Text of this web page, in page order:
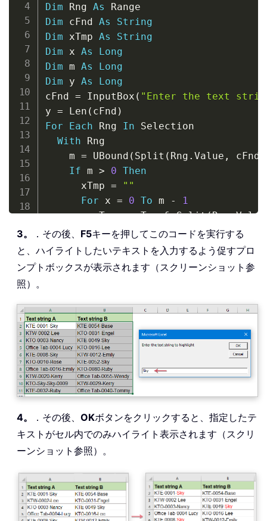
Dim Rng As
Dim cFnd As
String
Dim xTmp As
String
Dim x As
Long
Dim m As
Long
Dim y As
Long
cFnd = InputBox ( "Enter the text
y = Len ( cFnd )
For
Each Rng In Selection
With Rng
    m
= UBound ( Split ( Rng . Value , cFnd
If m > 0 Then
      xTmp
=
""
For x = 0 To m -
1
        xTmp
= xTmp & Split(Rng.Value
.Characters (Start:= Len(xTmp
        xTmp
= xTmp &
cFnd
Next
End
If
Next Rng
Application.ScreenUpdating
End Sub
3。 ．その後、 F5キーを押してこのコードを実行する
と、ハイライトしたいテキストを入力するよう促すプロ
ンプトボックスが表示されます（スクリーンショット参
照）。
4。 ．その後、 OKボタンをクリックすると、指定したテ
キストがセル内でのみハイライト表示されます（スクリ
ーンショット参照）。